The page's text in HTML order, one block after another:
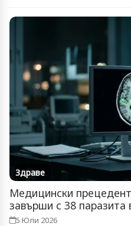
Здраве
Медицински
завърши с 38 паразита
5 Юли 2026